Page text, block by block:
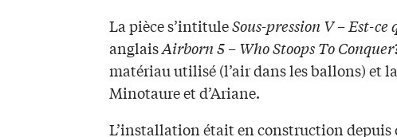
La pièce s’intituleSous-pression V – Est-
anglaisAirborn 5 – Who Stoops To
matériau utilisé (l’air dans les ballons) et
Minotaure et d’Ariane.
L’installation était en construction depuis